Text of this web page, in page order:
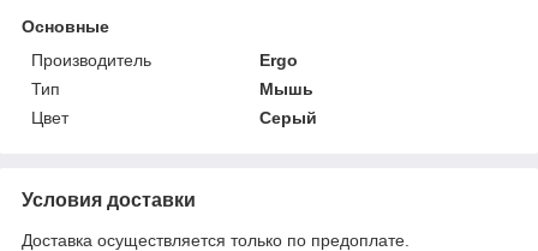
Основные
Производитель
Ergo
Тип
Мышь
Цвет
Серый
Условия доставки
Доставка осуществляется только по предоплате.